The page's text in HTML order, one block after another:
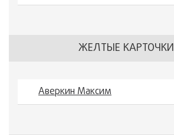
ЖЕЛТЫЕ КАРТОЧКИ
Аверкин Максим